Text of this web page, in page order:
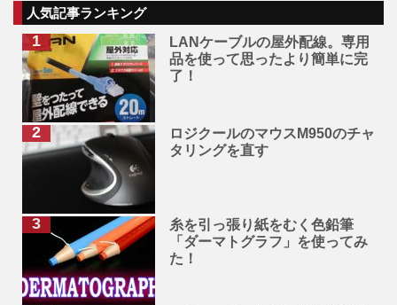
人気記事ランキング
LANケーブルの屋外配線。専用
品を使って思ったより簡単に完
了！
ロジクールのマウスM950のチャ
タリングを直す
糸を引っ張り紙をむく色鉛筆
「ダーマトグラフ」を使ってみ
た！